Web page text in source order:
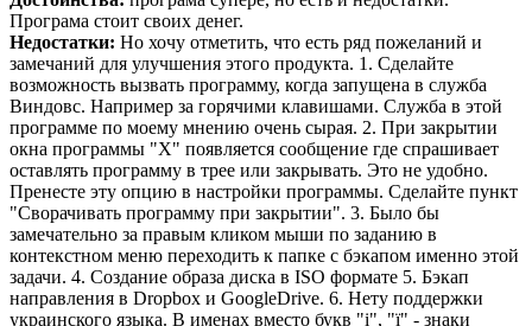
Програма стоит своих денег.
Недостатки: Но хочу отметить, что есть ряд пожеланий и
замечаний для улучшения этого продукта. 1. Сделайте
возможность вызвать программу, когда запущена в служба
Виндовс. Например за горячими клавишами. Служба в этой
программе по моему мнению очень сырая. 2. При закрытии
окна программы "Х" появляется сообщение где спрашивает
оставлять программу в трее или закрывать. Это не удобно.
Пренесте эту опцию в настройки программы. Сделайте пункт
"Сворачивать программу при закрытии". 3. Было бы
замечательно за правым кликом мыши по заданию в
контекстном меню переходить к папке с бэкапом именно этой
задачи. 4. Создание образа диска в ISO формате 5. Бэкап
направления в Dropbox и GoogleDrive. 6. Нету поддержки
украинского языка. В именах вместо букв "і", "ї" - знаки